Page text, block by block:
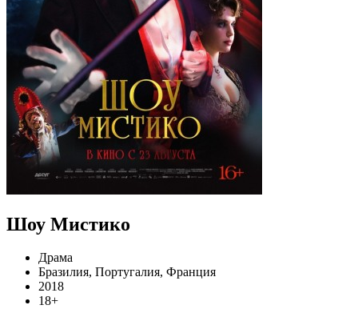
Шоу Мистико
Драма
Бразилия, Португалия, Франция
2018
18+